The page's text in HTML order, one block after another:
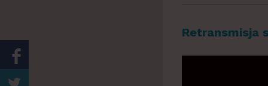
Retransmisja